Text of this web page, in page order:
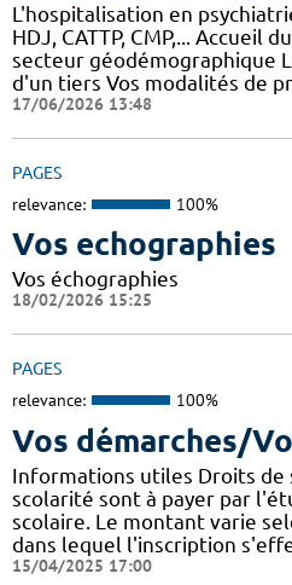
L'hospitalisation en
HDJ, CATTP, CMP,... Accueil
secteur géodémographique
d'un tiers Vos modalités de
17/06/2026 13:48
PAGES
relevance: 100%
Vos echographies
Vos échographies
18/02/2026 15:25
PAGES
relevance: 100%
Vos démarches/
Informations utiles Droits de
scolarité sont à payer par
scolaire. Le montant varie
dans lequel l'inscription
15/04/2025 17:00